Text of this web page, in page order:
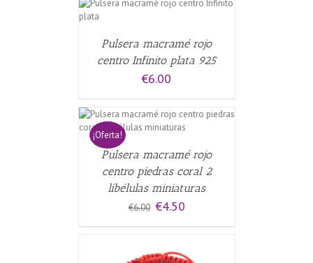
Pulsera macramé rojo
centro Infinito plata 925
€6.00
¡Oferta!
Pulsera macramé rojo
centro piedras coral 2
libélulas miniaturas
€6.00 El
€6.00.
€4.50El
€4.50.